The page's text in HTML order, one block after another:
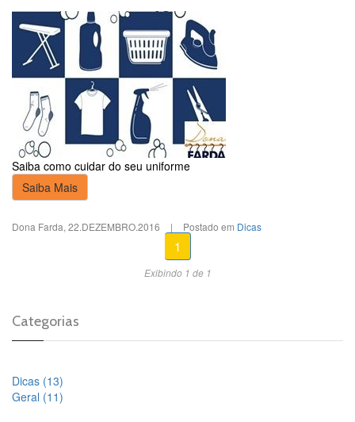
Saiba como cuidar do seu uniforme
Saiba Mais
Dona Farda, 22.DEZEMBRO.2016 | Postado em Dicas
1
Exibindo 1 de 1
Categorias
Dicas (13)
Geral (11)